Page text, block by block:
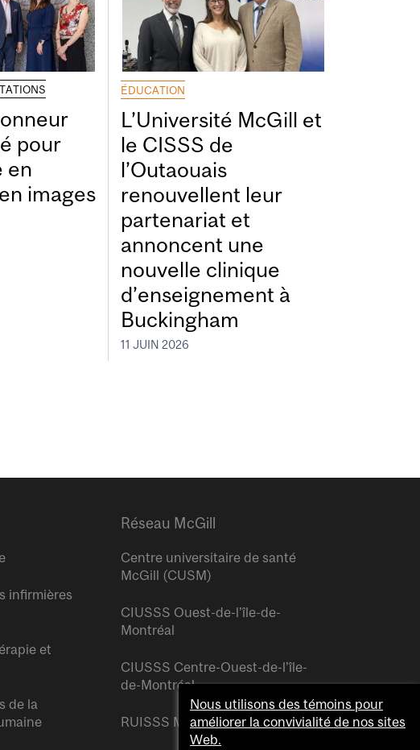
pour
en
images
ÉDUCATION
L’Université McGill et
le CISSS de
l’Outaouais
renouvellent leur
partenariat et
annoncent une
nouvelle clinique
d’enseignement à
Buckingham
11 JUIN 2026
infirmières
et
de la
Réseau McGill
Centre universitaire de santé
McGill (CUSM)
CIUSSS Ouest-de-l’île-de-
Montréal
CIUSSS Centre-Ouest-de-l’île-
de-Montréal
RUISSS McGill
Nous utilisons des témoins pour
améliorer la convivialité de nos sites
Web.